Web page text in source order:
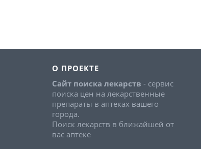
О ПРОЕКТЕ
Сайт поиска лекарств - сервис
поиска цен на лекарственные
препараты в аптеках вашего
города.
Поиск лекарств в ближайшей от
вас аптеке